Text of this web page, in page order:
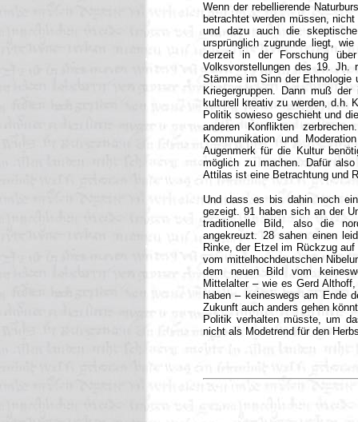
Wenn der rebellierende
betrachtet werden müssen,
und dazu auch die
ursprünglich zugrunde liegt,
derzeit in der Forschung
Volksvorstellungen des 19. Jh.
Stämme im Sinn der Ethnologie
Kriegergruppen. Dann muß
kulturell kreativ zu werden, d.h.
Politik sowieso geschieht und
anderen Konflikten
Kommunikation und
Augenmerk für die Kultur
möglich zu machen. Dafür
Attilas ist eine Betrachtung und
Und dass es bis dahin noch
gezeigt. 91 haben sich an der
traditionelle Bild, also die
angekreuzt. 28 sahen einen
Rinke, der Etzel im Rückzug
vom mittelhochdeutschen
dem neuen Bild vom
Mittelalter – wie es Gerd
haben – keineswegs am Ende
Zukunft auch anders gehen
Politik verhalten müsste, um
nicht als Modetrend für den